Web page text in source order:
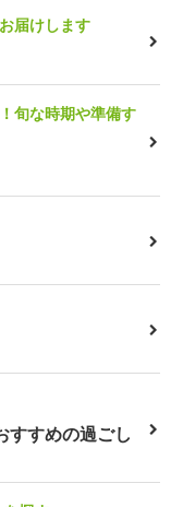
届けします
旬な時期や準備す
すすめの過ごし